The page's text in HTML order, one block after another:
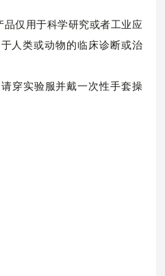
品仅用于科学研究或者工业应
人类或动物的临床诊断或治
穿实验服并戴一次性手套操